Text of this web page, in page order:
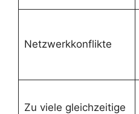
Netzwerkkonflikte
Zu viele gleichzeitige